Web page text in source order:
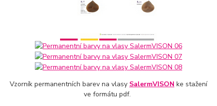
Vzorník permanentních barev na vlasy SalermVISON ke stažení
ve formátu pdf.